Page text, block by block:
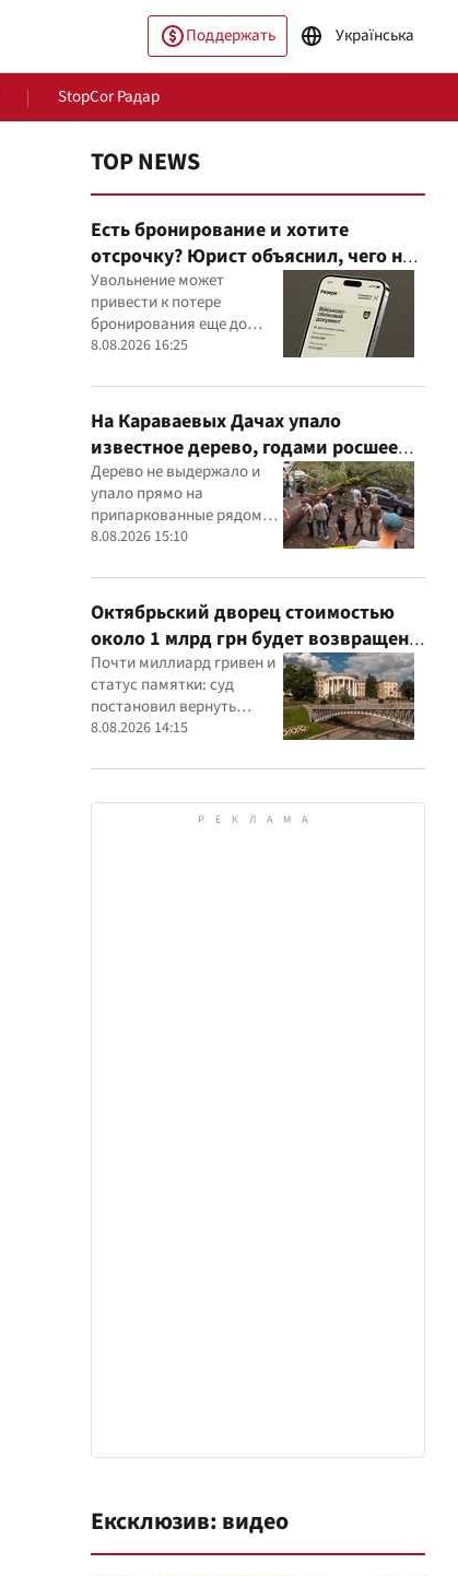
Поддержать Українська
StopCor Радар
TOP NEWS
Есть бронирование и хотите
отсрочку? Юрист объяснил, чего не
стоит делать
Увольнение может
привести к потере
бронирования еще до
оформления новой
8.08.2026 16:25
На Караваевых Дачах упало
известное дерево, годами росшее
сквозь МАФ
Дерево не выдержало и
упало прямо на
припаркованные рядом
машины
8.08.2026 15:10
Октябрьский дворец стоимостью
около 1 млрд грн будет возвращен
государству: суд удовлетворил иск
прокуратуры
Почти миллиард гривен и
статус памятки: суд
постановил вернуть
государству Жовтневый
8.08.2026 14:15
Ексклюзив: видео